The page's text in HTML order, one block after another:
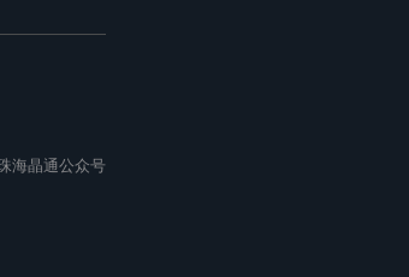
海晶通公众号